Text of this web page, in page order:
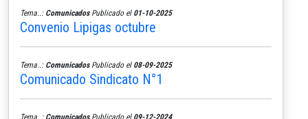
Tema..: ComunicadosPublicado el 01-10-2025
Convenio Lipigas octubre
Tema..: ComunicadosPublicado el 08-09-2025
Comunicado Sindicato N°1
Tema..: ComunicadosPublicado el 09-12-2024